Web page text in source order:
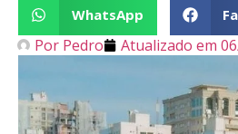
WhatsApp
Por Pedro Atualizado em